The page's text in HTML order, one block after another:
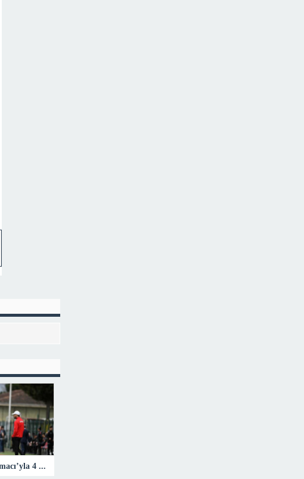
Bursaspor, Özer Hurmacı’yla 4 maçta 10 puan topladı